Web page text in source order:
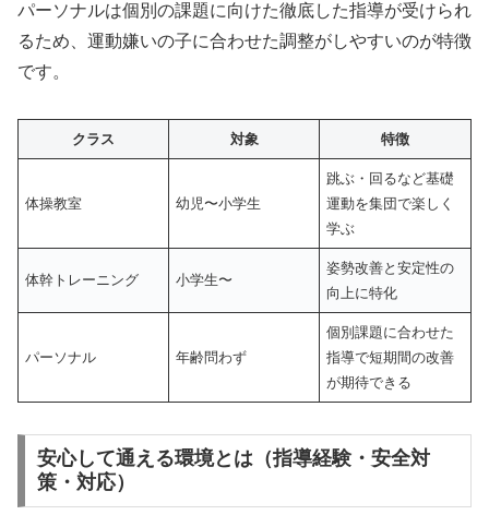
パーソナルは個別の課題に向けた徹底した指導が受けられ
るため、運動嫌いの子に合わせた調整がしやすいのが特徴
です。
クラス 対象 特徴
体操教室 幼児〜小学生
跳ぶ・回るなど基礎
運動を集団で楽しく
学ぶ
体幹トレーニング 小学生〜
姿勢改善と安定性の
向上に特化
パーソナル 年齢問わず
個別課題に合わせた
指導で短期間の改善
が期待できる
安心して通える環境とは（指導経験・安全対
策・対応）